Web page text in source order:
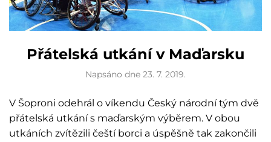
Přátelská utkání v Maďarsku
Napsáno dne 23. 7. 2019.
V Šoproni odehrál o víkendu Český národní tým dvě
přátelská utkání s maďarským výběrem. V obou
utkáních zvítězili čeští borci a úspěšně tak zakončili